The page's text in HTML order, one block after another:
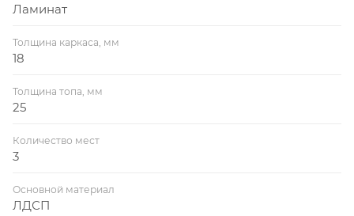
Ламинат
Толщина каркаса, мм
18
Толщина топа, мм
25
Количество мест
3
Основной материал
ЛДСП